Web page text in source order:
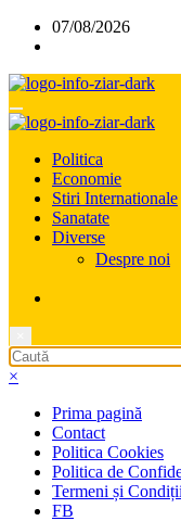
07/08/2026
Politica
Economie
Stiri Internationale
Sanatate
Diverse
Despre noi
×
Prima pagină
Contact
Politica Cookies
Politica de
Termeni și Condiții
FB